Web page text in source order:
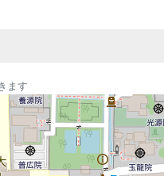
ます